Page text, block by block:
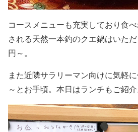
コースメニューも充実しており食
される天然一本釣のクエ鍋はいた
円～。
また近隣サラリーマン向けに気軽
～とお手頃。本日はランチもご紹介